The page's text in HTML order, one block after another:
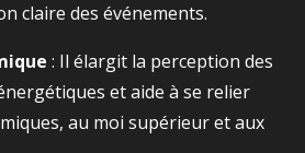
claire des événements.
: Il élargit la perception des
et aide à se relier
au moi supérieur et aux